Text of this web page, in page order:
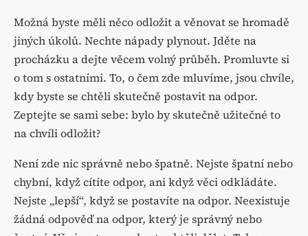
Možná byste měli něco odložit a věnovat se hromadě
jiných úkolů. Nechte nápady plynout. Jděte na
procházku a dejte věcem volný průběh. Promluvte si
o tom s ostatními. To, o čem zde mluvíme, jsou chvíle,
kdy byste se chtěli skutečně postavit na odpor.
Zeptejte se sami sebe: bylo by skutečně užitečné to
na chvíli odložit?
Není zde nic správně nebo špatně. Nejste špatní nebo
chybní, když cítíte odpor, ani když věci odkládáte.
Nejste „lepší“, když se postavíte na odpor. Neexistuje
žádná odpověď na odpor, který je správný nebo